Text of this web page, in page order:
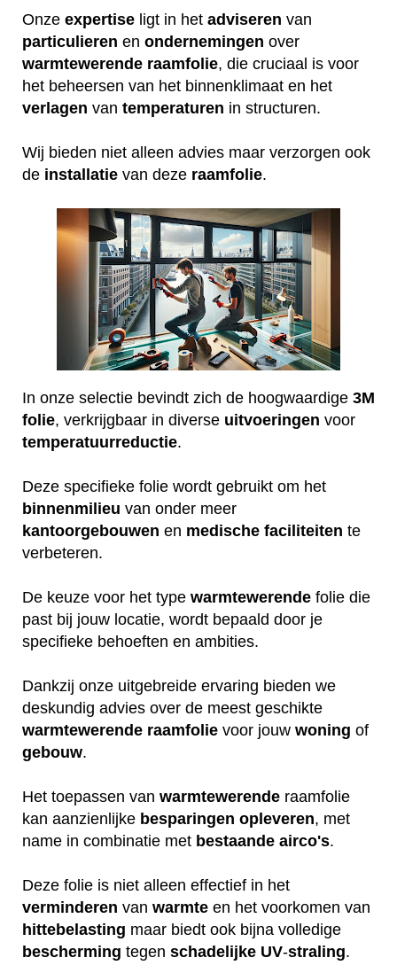
Onze expertise ligt in het adviseren van
particulieren en ondernemingen over
warmtewerende raamfolie, die cruciaal is voor
het beheersen van het binnenklimaat en het
verlagen van temperaturen in structuren.
Wij bieden niet alleen advies maar verzorgen ook
de installatie van deze raamfolie.
In onze selectie bevindt zich de hoogwaardige 3M
folie, verkrijgbaar in diverse uitvoeringen voor
temperatuurreductie.
Deze specifieke folie wordt gebruikt om het
binnenmilieu van onder meer
kantoorgebouwen en medische faciliteiten te
verbeteren.
De keuze voor het type warmtewerende folie die
past bij jouw locatie, wordt bepaald door je
specifieke behoeften en ambities.
Dankzij onze uitgebreide ervaring bieden we
deskundig advies over de meest geschikte
warmtewerende raamfolie voor jouw woning of
gebouw.
Het toepassen van warmtewerende raamfolie
kan aanzienlijke besparingen opleveren, met
name in combinatie met bestaande airco's.
Deze folie is niet alleen effectief in het
verminderen van warmte en het voorkomen van
hittebelasting maar biedt ook bijna volledige
bescherming tegen schadelijke UV-straling.